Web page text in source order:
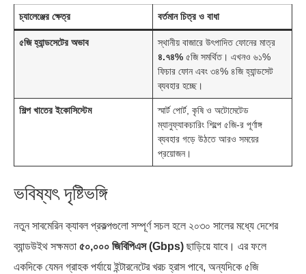
চ্যালেঞ্জের ক্ষেত্র বর্তমান চিত্র ও বাধা
৫জি হ্যান্ডসেটের অভাব
স্থানীয় বাজারে উৎপাদিত ফোনের মাত্র
৪.৭৪% ৫জি সমর্থিত। এখনও ৬১%
ফিচার ফোন এবং ৩৪% ৪জি হ্যান্ডসেট
ব্যবহার হচ্ছে।
শিল্প খাতের ইকোসিস্টেম
স্মার্ট পোর্ট, কৃষি ও অটোমেটেড
ম্যানুফ্যাকচারিং শিল্পে ৫জি-র পূর্ণাঙ্গ
ব্যবহার গড়ে উঠতে আরও সময়ের
প্রয়োজন।
ভবিষ্যৎ দৃষ্টিভঙ্গি
নতুন সাবমেরিন ক্যাবল প্রকল্পগুলো সম্পূর্ণ সচল হলে ২০৩০ সালের মধ্যে দেশের
ব্যান্ডউইথ সক্ষমতা ৫০,০০০ জিবিপিএস (Gbps) ছাড়িয়ে যাবে। এর ফলে
একদিকে যেমন গ্রাহক পর্যায়ে ইন্টারনেটের খরচ হ্রাস পাবে, অন্যদিকে ৫জি